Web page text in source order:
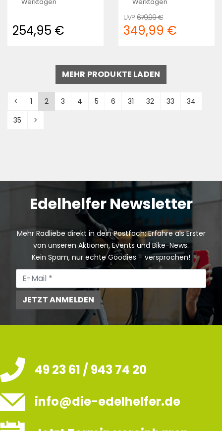
254,95 €
679,99 €
349,99 €
MEHR PRODUKTE LADEN
< 1 2 3 4 5 6 31 32 33
34
35
>
Edelhelfer Newsletter
Mehr Radliebe direkt in dein Postfach: Erfahre als Erster
von unseren Aktionen, Events und Bike-News.
Kein Spam, nur echte Goodies – versprochen!
JETZT ANMELDEN
49 23 61 / 943 74 20
info@die-edelhelfer.de